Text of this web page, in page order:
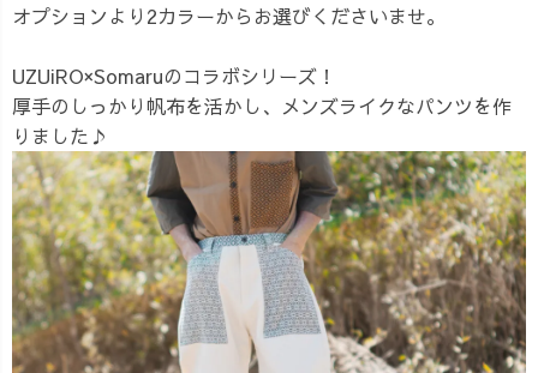
オプションより2カラーからお選びくださいませ。
UZUiRO×Somaruのコラボシリーズ！
厚手のしっかり帆布を活かし、メンズライクなパンツを作
りました♪